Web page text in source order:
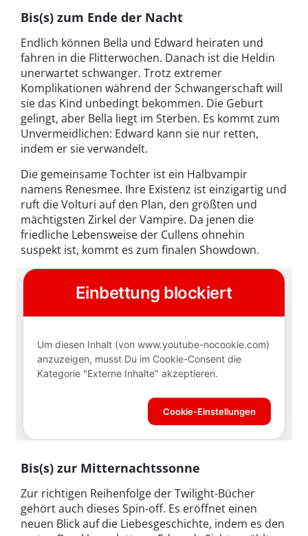
Bis(s) zum Ende der Nacht
Endlich können Bella und Edward heiraten und
fahren in die Flitterwochen. Danach ist die Heldin
unerwartet schwanger. Trotz extremer
Komplikationen während der Schwangerschaft will
sie das Kind unbedingt bekommen. Die Geburt
gelingt, aber Bella liegt im Sterben. Es kommt zum
Unvermeidlichen: Edward kann sie nur retten,
indem er sie verwandelt.
Die gemeinsame Tochter ist ein Halbvampir
namens Renesmee. Ihre Existenz ist einzigartig und
ruft die Volturi auf den Plan, den größten und
mächtigsten Zirkel der Vampire. Da jenen die
friedliche Lebensweise der Cullens ohnehin
suspekt ist, kommt es zum finalen Showdown.
Bis(s) zur Mitternachtssonne
Zur richtigen Reihenfolge der Twilight-Bücher
gehört auch dieses Spin-off. Es eröffnet einen
neuen Blick auf die Liebesgeschichte, indem es den